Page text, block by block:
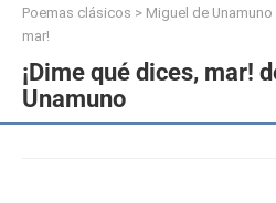
Poemas clásicos > Miguel de Unamuno
mar!
¡Dime qué dices, mar!
Unamuno